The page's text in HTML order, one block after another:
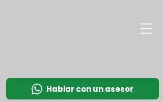
Hablar con un asesor